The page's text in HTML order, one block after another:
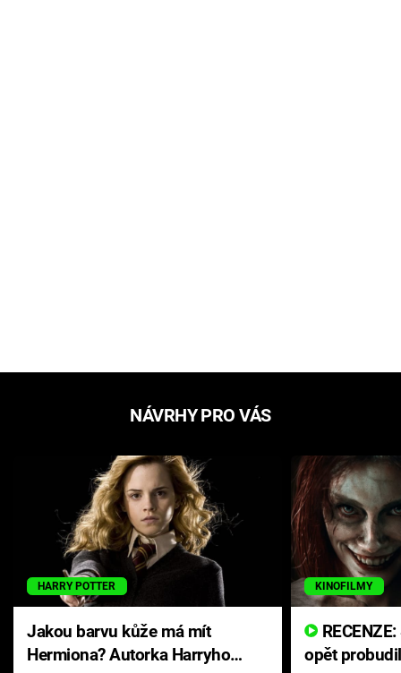
NÁVRHY PRO VÁS
HARRY POTTER
Jakou barvu kůže má mít
Hermiona? Autorka Harryho
KINOFILMY
opět